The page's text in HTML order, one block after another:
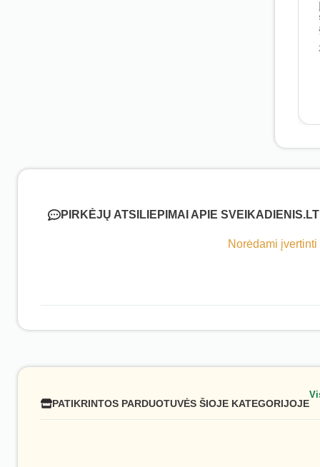
PIRKĖJŲ ATSILIEPIMAI APIE SVEIKADIENIS.LT
Norėdami
PATIKRINTOS PARDUOTUVĖS ŠIOJE KATEGORIJOJE